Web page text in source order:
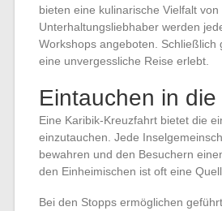
bieten eine kulinarische Vielfalt
Unterhaltungsliebhaber werden
Workshops angeboten.
eine unvergessliche Reise erlebt.
Eintauchen in
Eine Karibik-Kreuzfahrt bietet die
einzutauchen. Jede
bewahren und den Besuchern
den Einheimischen ist oft eine
Bei den Stopps ermöglichen